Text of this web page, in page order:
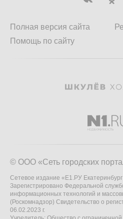
Полная версия сайта
Помощь по сайту
© ООО «Сеть городских
Сетевое издание «Е1.РУ
Зарегистрировано Федеральной
информационных технологий и
(Роскомнадзор) Свидетельство о
06.02.2023 г.